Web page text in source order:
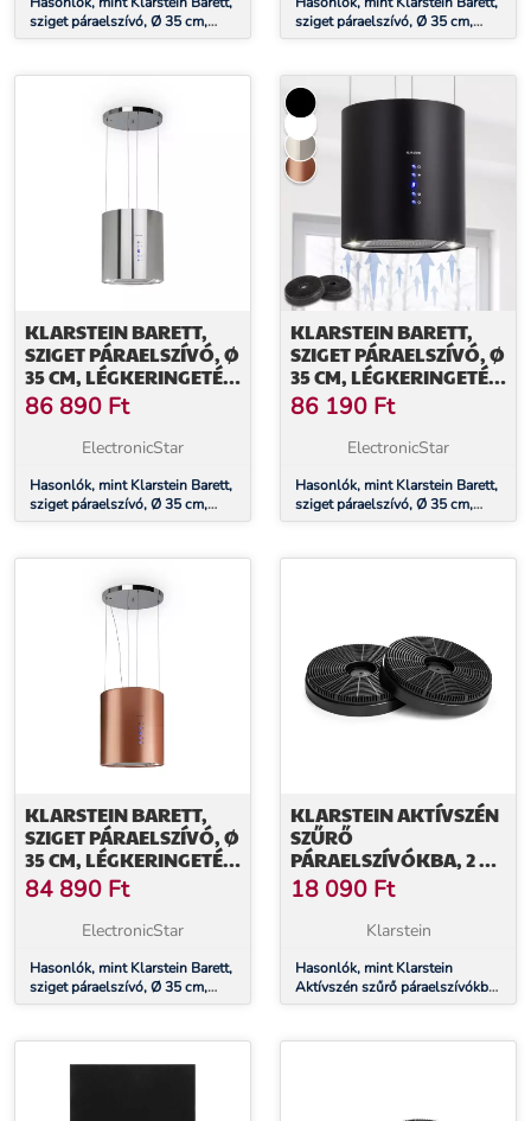
sziget páraelszívó, Ø 35 cm,
légkeringetés, 560 m³/ó, LED,
sziget páraelszívó, Ø 35 cm,
légkeringetés, 590 m³/ó, LED,
KLARSTEIN BARETT,
SZIGET PÁRAELSZÍVÓ, Ø
35 CM, LÉGKERINGETÉS,
560 M³/Ó, LED,
AKTÍVSZÉN SZŰRŐ,
NEMESACÉL
86 890 Ft
ElectronicStar
Hasonlók, mint Klarstein Barett,
sziget páraelszívó, Ø 35 cm,
légkeringetés, 560 m³/ó, LED,
KLARSTEIN BARETT,
SZIGET PÁRAELSZÍVÓ, Ø
35 CM, LÉGKERINGETÉS,
560 M³/Ó, LED,
AKTÍVSZÉN SZŰRŐ,
FEKETE
86 190 Ft
ElectronicStar
Hasonlók, mint Klarstein Barett,
sziget páraelszívó, Ø 35 cm,
légkeringetés, 560 m³/ó, LED,
KLARSTEIN BARETT,
SZIGET PÁRAELSZÍVÓ, Ø
35 CM, LÉGKERINGETÉS,
590 M³/Ó, LED,
AKTÍVSZÉN SZŰRŐ, RÉZ
84 890 Ft
ElectronicStar
Hasonlók, mint Klarstein Barett,
sziget páraelszívó, Ø 35 cm,
légkeringetés, 590 m³/ó, LED,
KLARSTEIN AKTÍVSZÉN
SZŰRŐ
PÁRAELSZÍVÓKBA, 2 ×
SZŰRŐ,
LÉGKERINGETÉS
18 090 Ft
Klarstein
Hasonlók, mint Klarstein
Aktívszén szűrő páraelszívókba,
2 × szűrő, légkeringetés